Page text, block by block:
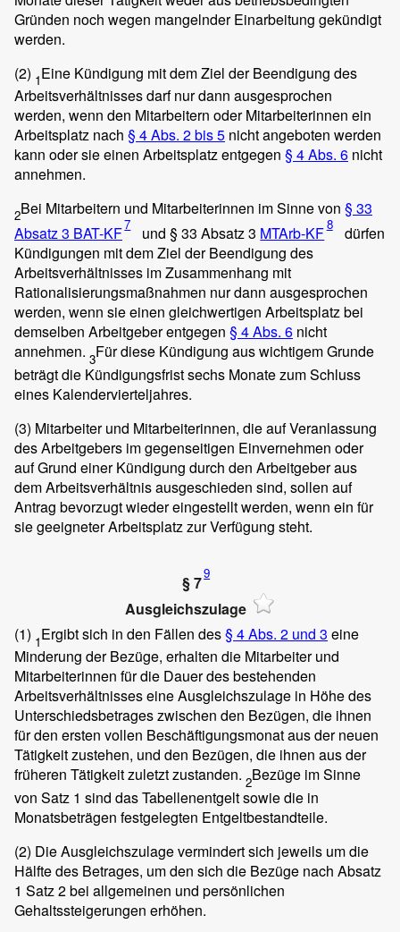
Gründen noch wegen mangelnder Einarbeitung gekündigt
werden.
(2) 1Eine Kündigung mit dem Ziel der Beendigung des
Arbeitsverhältnisses darf nur dann ausgesprochen
werden, wenn den Mitarbeitern oder Mitarbeiterinnen ein
Arbeitsplatz nach § 4 Abs. 2 bis 5 nicht angeboten werden
kann oder sie einen Arbeitsplatz entgegen § 4 Abs. 6 nicht
annehmen.
2Bei Mitarbeitern und Mitarbeiterinnen im Sinne von § 33
Absatz 3 BAT-KF7 und § 33 Absatz 3 MTArb-KF8
dürfen
Kündigungen mit dem Ziel der Beendigung des
Arbeitsverhältnisses im Zusammenhang mit
Rationalisierungsmaßnahmen nur dann ausgesprochen
werden, wenn sie einen gleichwertigen Arbeitsplatz bei
demselben Arbeitgeber entgegen § 4 Abs. 6 nicht
annehmen. 3Für diese Kündigung aus wichtigem Grunde
beträgt die Kündigungsfrist sechs Monate zum Schluss
eines Kalendervierteljahres.
(3) Mitarbeiter und Mitarbeiterinnen, die auf Veranlassung
des Arbeitgebers im gegenseitigen Einvernehmen oder
auf Grund einer Kündigung durch den Arbeitgeber aus
dem Arbeitsverhältnis ausgeschieden sind, sollen auf
Antrag bevorzugt wieder eingestellt werden, wenn ein für
sie geeigneter Arbeitsplatz zur Verfügung steht.
§ 79
Ausgleichszulage
(1) 1Ergibt sich in den Fällen des§ 4 Abs. 2 und 3 eine
Minderung der Bezüge, erhalten die Mitarbeiter und
Mitarbeiterinnen für die Dauer des bestehenden
Arbeitsverhältnisses eine Ausgleichszulage in Höhe des
Unterschiedsbetrages zwischen den Bezügen, die ihnen
für den ersten vollen Beschäftigungsmonat aus der neuen
Tätigkeit zustehen, und den Bezügen, die ihnen aus der
früheren Tätigkeit zuletzt zustanden. 2Bezüge im Sinne
von Satz 1 sind das Tabellenentgelt sowie die in
Monatsbeträgen festgelegten Entgeltbestandteile.
(2) Die Ausgleichszulage vermindert sich jeweils um die
Hälfte des Betrages, um den sich die Bezüge nach Absatz
1 Satz 2 bei allgemeinen und persönlichen
Gehaltssteigerungen erhöhen.